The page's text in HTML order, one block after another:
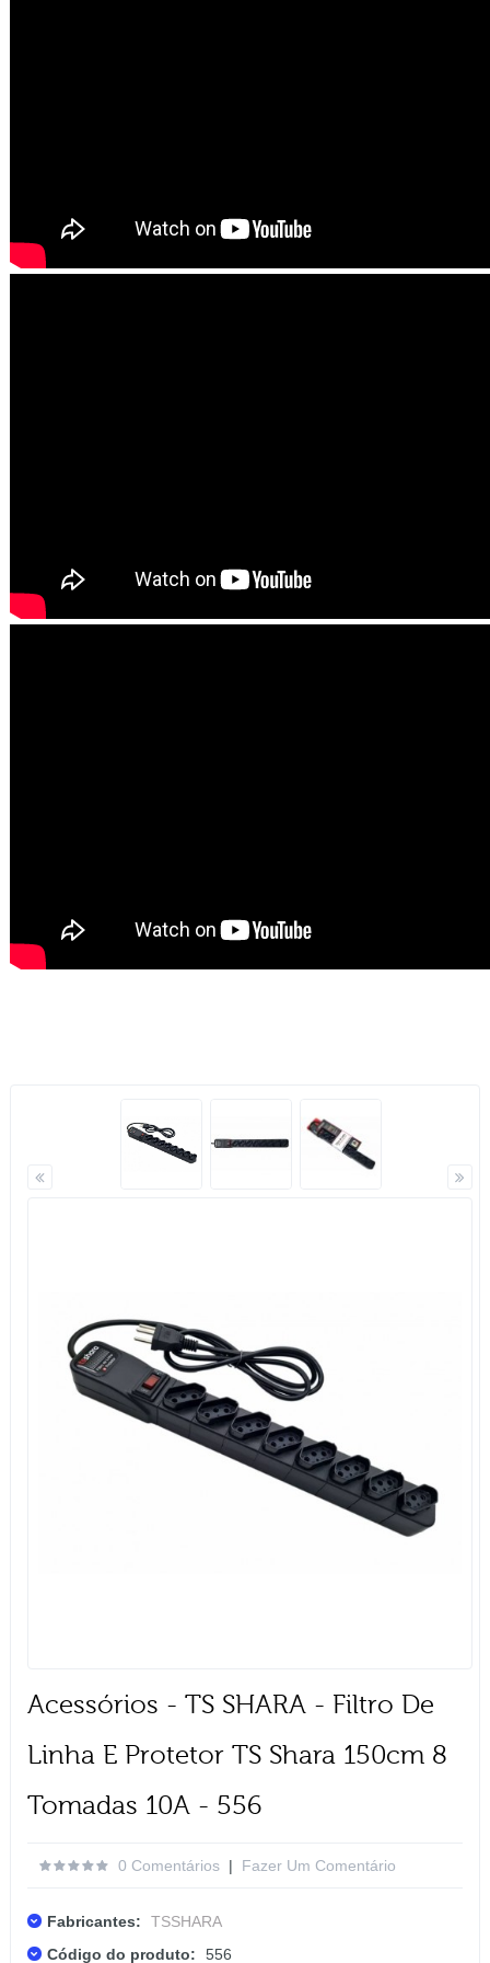
Acessórios - TS SHARA - Filtro De
Linha E Protetor TS Shara 150cm 8
Tomadas 10A - 556
0 Comentários | Fazer Um Comentário
Fabricantes:
TSSHARA
Código do produto:
556